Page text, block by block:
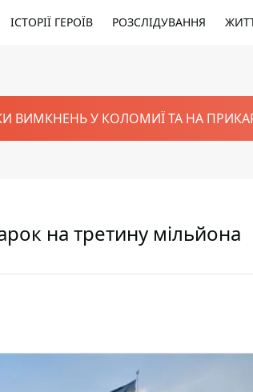
ІСТОРІЇ ГЕРОЇВ РОЗСЛІДУВАННЯ
ВИМКНЕНЬ У КОЛОМИЇ ТА НА
на третину мільйона